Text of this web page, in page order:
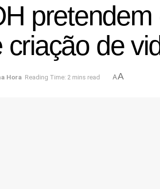
pretendem
de
Hora Reading Time: 2 mins read AA